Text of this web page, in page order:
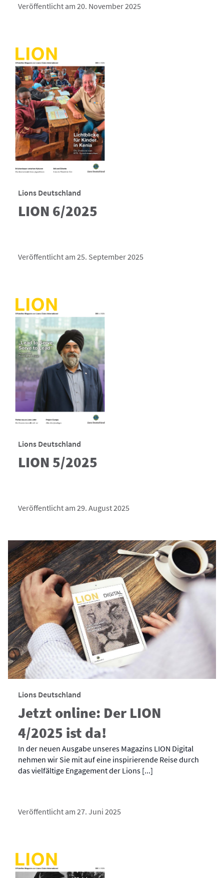
Veröffentlicht am 20. November 2025
Lions Deutschland
LION 6/2025
Veröffentlicht am 25. September 2025
Lions Deutschland
LION 5/2025
Veröffentlicht am 29. August 2025
Lions Deutschland
Jetzt online: Der LION
4/2025 ist da!
In der neuen Ausgabe unseres Magazins LION Digital
nehmen wir Sie mit auf eine inspirierende Reise durch
das vielfältige Engagement der Lions [...]
Veröffentlicht am 27. Juni 2025